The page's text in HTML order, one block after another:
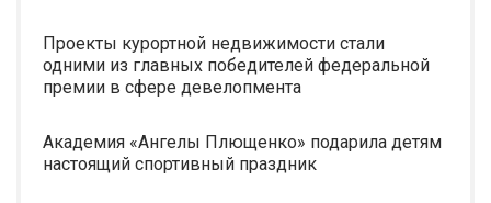
Проекты курортной недвижимости стали
одними из главных победителей федеральной
премии в сфере девелопмента
Академия «Ангелы Плющенко» подарила детям
настоящий спортивный праздник